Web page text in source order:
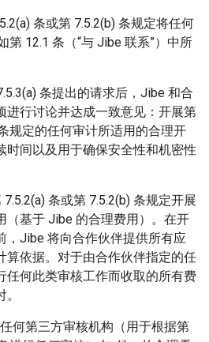
条或第 7.5.2(b) 条规定将任何
第 12.1 条（“与 Jibe 联系”）中所
条提出的请求后，Jibe 和合
进行讨论并达成一致意见：开展第
规定的任何审计所适用的合理开
时间以及用于确保安全性和机密性
条或第 7.5.2(b) 条规定开展
（基于 Jibe 的合理费用）。在开
，Jibe 将向合作伙伴提供所有应
算依据。对于由合作伙伴指定的任
任何此类审核工作而收取的所有费
何第三方审核机构（用于根据第